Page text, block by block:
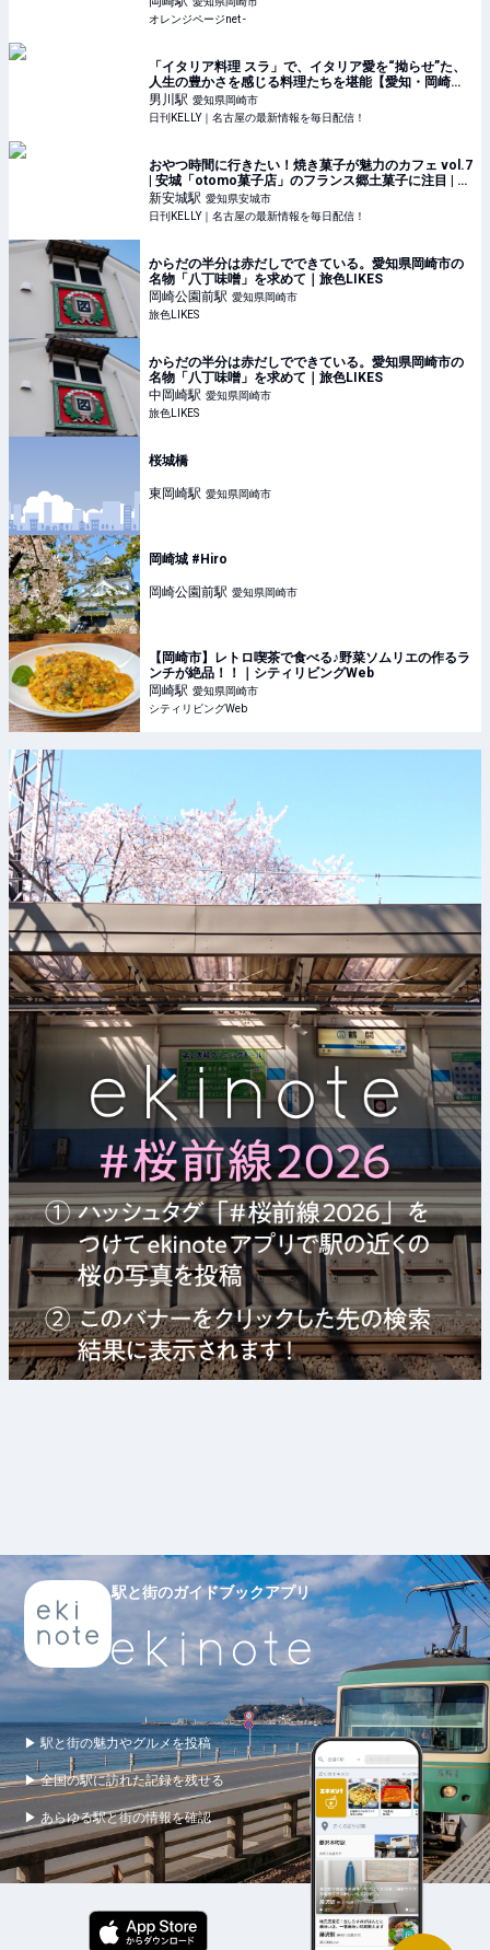
オレンジページnet -
「イタリア料理 スラ」で、イタリア愛を“拗らせ”た、
人生の豊かさを感じる料理たちを堪能【愛知・岡崎
市】 | 日刊KELLY｜名古屋の最新情報を毎日配信！
男川駅 愛知県岡崎市
日刊KELLY｜名古屋の最新情報を毎日配信！
おやつ時間に行きたい！焼き菓子が魅力のカフェ vol.7
| 安城「otomo菓子店」のフランス郷土菓子に注目 | 日
刊KELLY｜名古屋の最新情報を毎日配信！
新安城駅 愛知県安城市
日刊KELLY｜名古屋の最新情報を毎日配信！
からだの半分は赤だしでできている。愛知県岡崎市の
名物「八丁味噌」を求めて｜旅色LIKES
岡崎公園前駅 愛知県岡崎市
旅色LIKES
からだの半分は赤だしでできている。愛知県岡崎市の
名物「八丁味噌」を求めて｜旅色LIKES
中岡崎駅 愛知県岡崎市
旅色LIKES
桜城橋
東岡崎駅 愛知県岡崎市
岡崎城 #Hiro
岡崎公園前駅 愛知県岡崎市
【岡崎市】レトロ喫茶で食べる♪野菜ソムリエの作るラ
ンチが絶品！！｜シティリビングWeb
岡崎駅 愛知県岡崎市
シティリビングWeb
駅と街のガイドブックアプリ
▶ 駅と街の魅力やグルメを投稿
▶ 全国の駅に訪れた記録を残せる
▶ あらゆる駅と街の情報を確認